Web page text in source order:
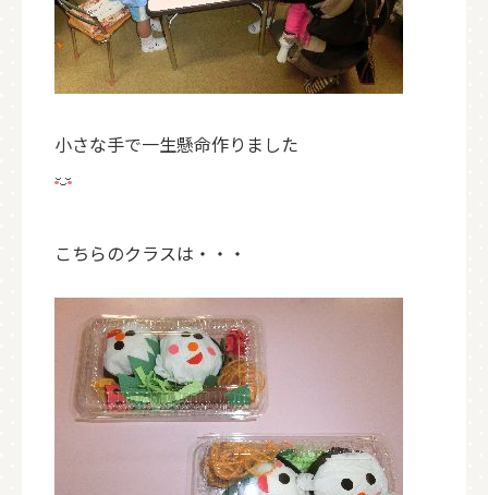
小さな手で一生懸命作りました
こちらのクラスは・・・